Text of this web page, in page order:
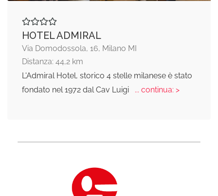
HOTEL ADMIRAL
Via Domodossola, 16, Milano MI
Distanza: 44,2 km
L'Admiral Hotel, storico 4 stelle milanese è stato
fondato nel 1972 dal Cav Luigi
... continua: >